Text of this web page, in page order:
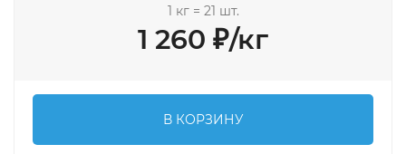
1 кг= 21 шт.
1 260 ₽/кг
В КОРЗИНУ